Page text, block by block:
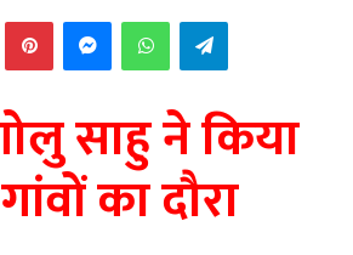
PinterestMessengerWhatsAppTelegram
साहु ने किया
का दौरा